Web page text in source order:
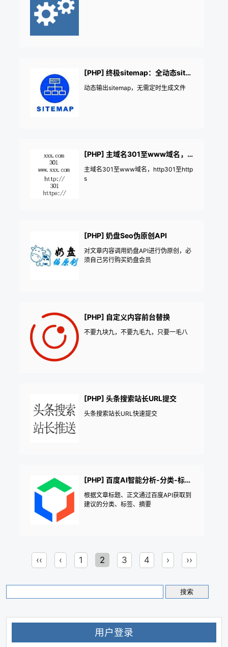
[PHP] 终极sitemap：全动态sitemap文件
动态输出sitemap，无需定时生成文件
[PHP] 主域名301至www域名，支持强制HTTPS
主域名301至www域名，http301至http
s
[PHP] 奶盘Seo伪原创API
对文章内容调用奶盘API进行伪原创，必
须自己另行购买奶盘会员
[PHP] 自定义内容前台替换
不要九块九，不要九毛九，只要一毛八
[PHP] 头条搜索站长URL提交
头条搜索站长URL快速提交
[PHP] 百度AI智能分析-分类-标签-摘要
根据文章标题、正文通过百度API获取到
建议的分类、标签、摘要
‹‹ ‹ 1 2 3 4 › ››
用户登录